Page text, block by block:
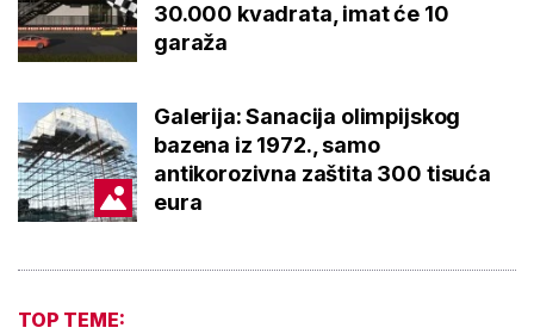
30.000 kvadrata, imat će 10
garaža
Galerija: Sanacija olimpijskog
bazena iz 1972., samo
antikorozivna zaštita 300 tisuća
eura
TOP TEME: